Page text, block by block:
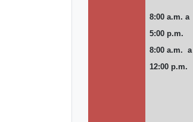
8:00 a.m. a
5:00 p.m.
8:00 a.m. a
12:00 p.m.